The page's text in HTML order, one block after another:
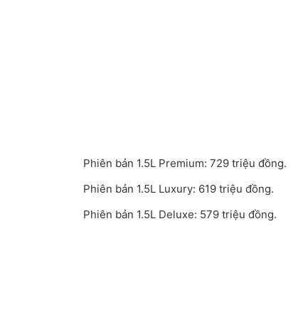
Phiên bản 1.5L Premium: 729 triệu đồng.
Phiên bản 1.5L Luxury: 619 triệu đồng.
Phiên bản 1.5L Deluxe: 579 triệu đồng.